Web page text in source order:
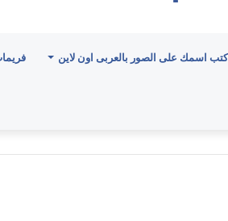
اسمك على الصور بالعربى اون لاين